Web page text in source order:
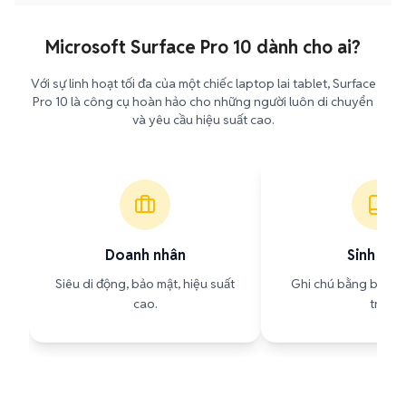
Microsoft Surface Pro 10 dành cho ai?
Với sự linh hoạt tối đa của một chiếc laptop lai tablet, Surface
Pro 10 là công cụ hoàn hảo cho những người luôn di chuyển
và yêu cầu hiệu suất cao.
Doanh nhân
Siêu di động, bảo mật, hiệu suất
cao.
Sinh
Ghi chú bằng bút,
trí.